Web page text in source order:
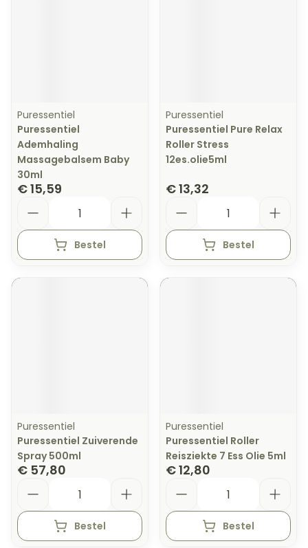
Puressentiel
Puressentiel
Ademhaling
Massagebalsem Baby
30ml
€ 15,59
Bestel
Puressentiel
Puressentiel Pure Relax
Roller Stress
12es.olie5ml
€ 13,32
Bestel
Puressentiel
Puressentiel Zuiverende
Spray 500ml
€ 57,80
Bestel
Puressentiel
Puressentiel Roller
Reisziekte 7 Ess Olie 5ml
€ 12,80
Bestel